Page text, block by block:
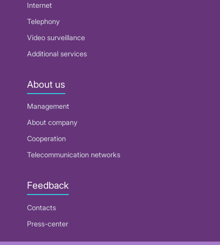
Internet
Telephony
Video surveillance
Additional services
About us
Management
About company
Cooperation
Telecommunication networks
Feedback
Contacts
Press-center